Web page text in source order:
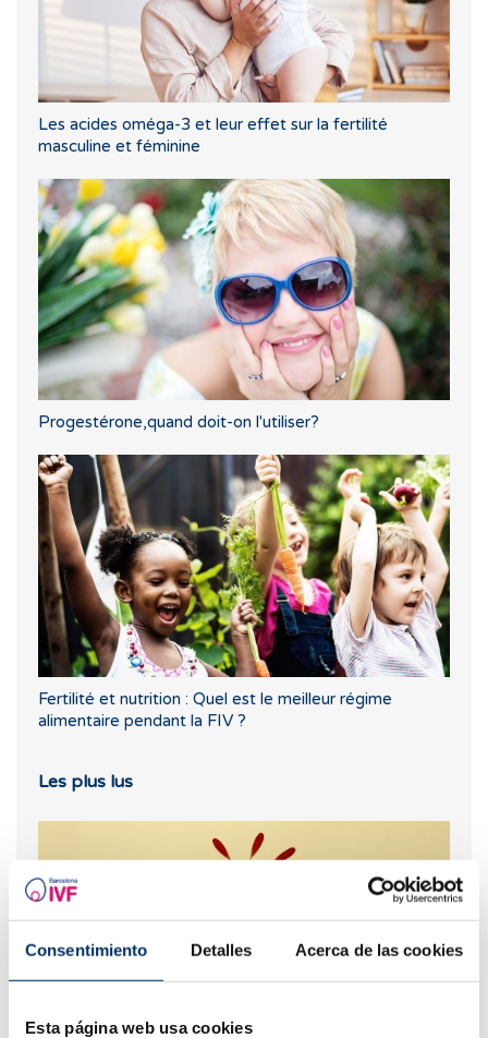
Consentimiento Detalles Acerca de las cookies
Esta página web usa cookies
Les acides oméga-3 et leur effet sur la fertilité
masculine et féminine
Progestérone,quand doit-on l'utiliser?
Fertilité et nutrition : Quel est le meilleur régime
alimentaire pendant la FIV ?
Les plus lus